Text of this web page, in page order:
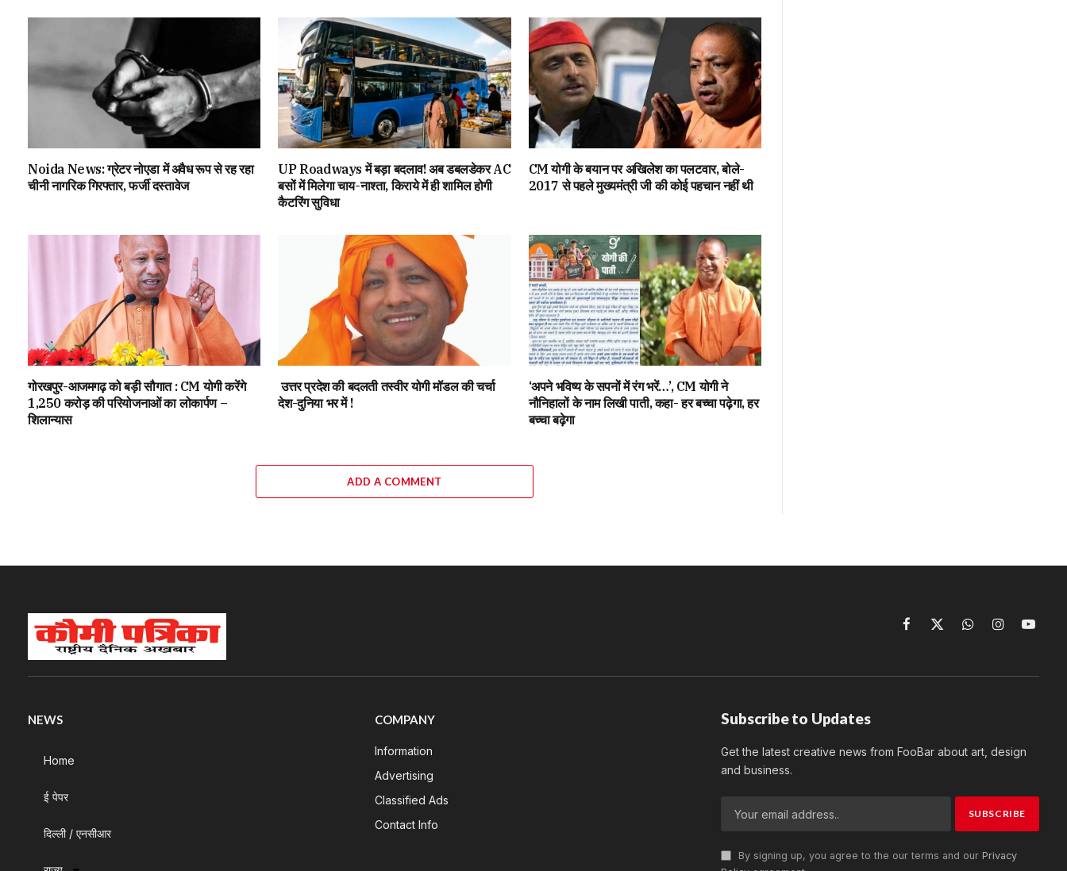
Noida News: ग्रेटर नोएडा में अवैध रूप से रह रहा
चीनी नागरिक गिरफ्तार, फर्जी दस्तावेज
UP Roadways में बड़ा बदलाव! अब डबलडेकर AC
बसों में मिलेगा चाय-नाश्ता, किराये में ही शामिल होगी
कैटरिंग सुविधा
CM योगी के बयान पर अखिलेश का पलटवार, बोले-
2017 से पहले मुख्यमंत्री जी की कोई पहचान नहीं थी
गोरखपुर-आजमगढ़ को बड़ी सौगात : CM योगी करेंगे
1,250 करोड़ की परियोजनाओं का लोकार्पण –
शिलान्यास
उत्तर प्रदेश की बदलती तस्वीर योगी मॉडल की चर्चा
देश-दुनिया भर में !
‘अपने भविष्य के सपनों में रंग भरें…’, CM योगी ने
नौनिहालों के नाम लिखी पाती, कहा- हर बच्चा पढ़ेगा, हर
बच्चा बढ़ेगा
ADD A COMMENT
Facebook
X
WhatsAppInstagram
NEWS
Home
ई पेपर
दिल्ली / एनसीआर
COMPANY
Information
Advertising
Classified Ads
Contact Info
Subscribe to Updates
Get the latest creative news from FooBar about art, design
and business.
By signing up, you agree to the our terms and our Privacy